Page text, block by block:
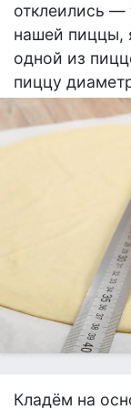
отклеились —
нашей пиццы,
одной из
пиццу
Кладём на